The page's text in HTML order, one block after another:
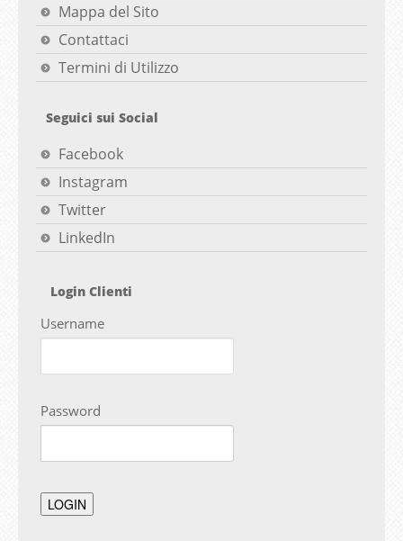
Mappa del Sito
Contattaci
Termini di Utilizzo
Seguici sui Social
Facebook
Instagram
Twitter
LinkedIn
Login Clienti
Username
Password